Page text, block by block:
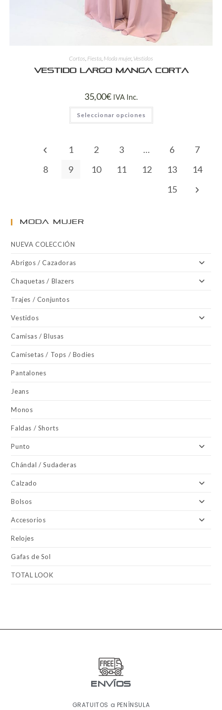
Cortos Fiesta Moda mujer, Vestidos
vestido largo manga corta
35,00€ IVA Inc.
Seleccionar opciones
1 2 3 … 6
7
8
9 10 11 12 13
14
15
MODA MUJER
NUEVA COLECCIÓN
Abrigos / Cazadoras
Chaquetas / Blazers
Trajes / Conjuntos
Vestidos
Camisas / Blusas
Camisetas / Tops / Bodies
Pantalones
Jeans
Monos
Faldas / Shorts
Punto
Chándal / Sudaderas
Calzado
Bolsos
Accesorios
Relojes
Gafas de Sol
TOTAL LOOK
ENVÍOS
GRATUITOS a PENÍNSULA